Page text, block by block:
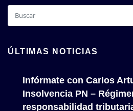
ÚLTIMAS NOTICIAS
Infórmate con Carlos
Insolvencia PN –
responsabilidad